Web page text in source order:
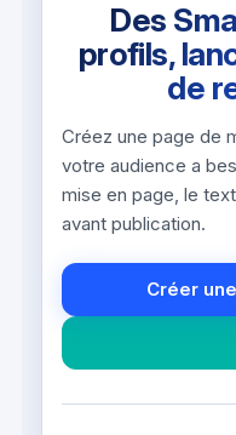
Des
profils,
de
Créez une page de
votre audience a
mise en page, le
avant publication.
Créer